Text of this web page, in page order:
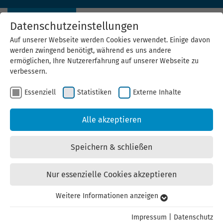
ThEGA-Forum und
Verleihung des Thüringer
24. Oktober in Weimar
Datenschutzeinstellungen
Auf unserer Webseite werden Cookies verwendet. Einige davon
werden zwingend benötigt, während es uns andere
ermöglichen, Ihre Nutzererfahrung auf unserer Webseite zu
verbessern.
Essenziell Statistiken Externe Inhalte
Alle akzeptieren
Speichern & schließen
Nur essenzielle Cookies akzeptieren
Essenzielle Cookies werden für grundlegende Funktionen der
Weitere Informationen anzeigen
Impressum Datenschutz